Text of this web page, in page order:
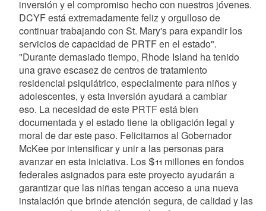
inversión y el compromiso hecho con nuestros jóvenes.
DCYF está extremadamente feliz y orgulloso de
continuar trabajando con St. Mary's para expandir los
servicios de capacidad de PRTF en el estado".
"Durante demasiado tiempo, Rhode Island ha tenido
una grave escasez de centros de tratamiento
residencial psiquiátrico, especialmente para niños y
adolescentes, y esta inversión ayudará a cambiar
eso. La necesidad de este PRTF está bien
documentada y el estado tiene la obligación legal y
moral de dar este paso. Felicitamos al Gobernador
McKee por intensificar y unir a las personas para
avanzar en esta iniciativa. Los $11 millones en fondos
federales asignados para este proyecto ayudarán a
garantizar que las niñas tengan acceso a una nueva
instalación que brinde atención segura, de calidad y las